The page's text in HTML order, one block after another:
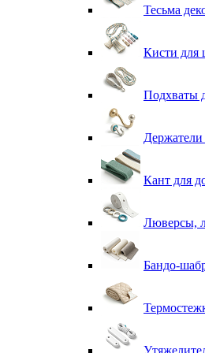
Тесьма
Кисти для
Подхваты
Кант для
Люверсы,
Бандо-